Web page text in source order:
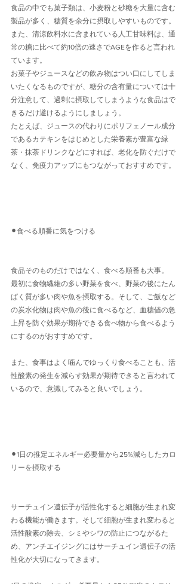
食品の中でも菓子類は、小麦粉と砂糖を大量に含む
製品が多く、糖質を余分に摂取しやすいものです。
また、清涼飲料水に含まれている人工甘味料は、通
常の糖に比べて約10倍の速さでAGEを作ると言われ
ています。
お菓子やジュースなどの飲み物はつい口にしてしま
いたくなるものですが、糖分の含有量については十
分注意して、過剰に摂取してしまうような食品はで
きるだけ避けるようにしましょう。
たとえば、ジュースの代わりにポリフェノール成分
であるカテキンをはじめとした栄養素が豊富な緑
茶・抹茶ドリンクなどにすれば、老化を防ぐだけで
なく、免疫力アップにもつながっておすすめです。
⚫︎食べる順番に気をつける
食品そのものだけではなく、食べる順番も大事。
最初に食物繊維の多い野菜を食べ、野菜の後にたん
ぱく質が多い肉や魚を摂取する。そして、ご飯など
の炭水化物は肉や魚の後に食べるなど、血糖値の急
上昇を防ぐ効果が期待できる食べ物から食べるよう
にするのがおすすめです。
また、食事はよく噛んでゆっくり食べることも、活
性酸素の発生を減らす効果が期待できると言われて
いるので、意識してみると良いでしょう。
⚫︎1日の推定エネルギー必要量から25%減らしたカロ
リーを摂取する
サーチュイン遺伝子が活性化すると細胞が生まれ変
わる機能が働きます。そして細胞が生まれ変わると
活性酸素の除去、シミやシワの防止につながるた
め、アンチエイジングにはサーチュイン遺伝子の活
性化が大切になってきます。